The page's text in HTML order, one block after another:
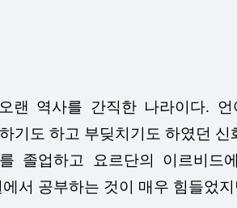
랜 역사를 간직한 나라이다.
기도 하고 부딪치기도 하였던 신
졸업하고 요르단의 이르비
서 공부하는 것이 매우 힘들었